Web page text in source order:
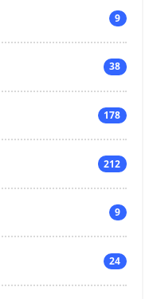
9
38
178
212
9
24